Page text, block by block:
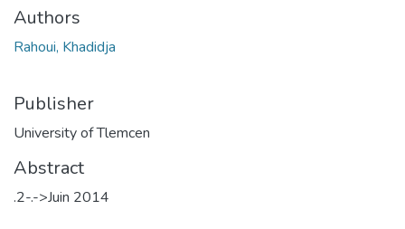
Authors
Rahoui, Khadidja
Publisher
University of Tlemcen
Abstract
.2-.->Juin 2014